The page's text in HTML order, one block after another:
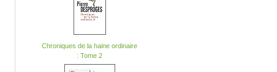
Chroniques de la haine ordinaire
: Tome 2